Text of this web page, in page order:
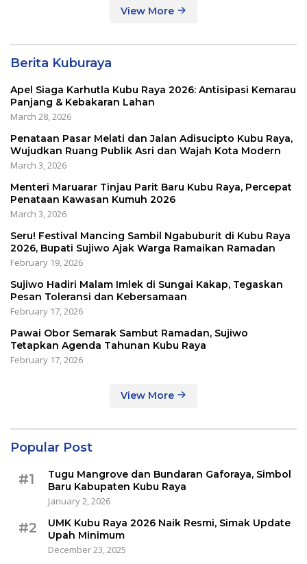
View More
Berita Kuburaya
Apel Siaga Karhutla Kubu Raya 2026: Antisipasi Kemarau
Panjang & Kebakaran Lahan
March 28, 2026
Penataan Pasar Melati dan Jalan Adisucipto Kubu Raya,
Wujudkan Ruang Publik Asri dan Wajah Kota Modern
March 3, 2026
Menteri Maruarar Tinjau Parit Baru Kubu Raya, Percepat
Penataan Kawasan Kumuh 2026
March 3, 2026
Seru! Festival Mancing Sambil Ngabuburit di Kubu Raya
2026, Bupati Sujiwo Ajak Warga Ramaikan Ramadan
February 19, 2026
Sujiwo Hadiri Malam Imlek di Sungai Kakap, Tegaskan
Pesan Toleransi dan Kebersamaan
February 17, 2026
Pawai Obor Semarak Sambut Ramadan, Sujiwo
Tetapkan Agenda Tahunan Kubu Raya
February 17, 2026
View More
Popular Post
#1
Tugu Mangrove dan Bundaran Gaforaya, Simbol
Baru Kabupaten Kubu Raya
January 2, 2026
#2
UMK Kubu Raya 2026 Naik Resmi, Simak Update
Upah Minimum
December 23, 2025